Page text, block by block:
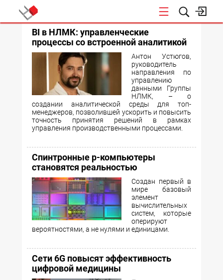
КОНФЕРЕНЦИИ
BI в НЛМК: управленческие
процессы со встроенной аналитикой
Антон Устюгов,
руководитель
направления по
управлению
данными Группы
НЛМК, – о
создании аналитической среды для топ-
менеджеров, позволившей ускорить и повысить
точность принятия решений в рамках
управления производственными процессами.
Спинтронные p-компьютеры
становятся реальностью
Создан первый в
мире базовый
элемент
вычислительных
систем, которые
оперируют
вероятностями, а не нулями и единицами.
Сети 6G повысят эффективность
цифровой медицины